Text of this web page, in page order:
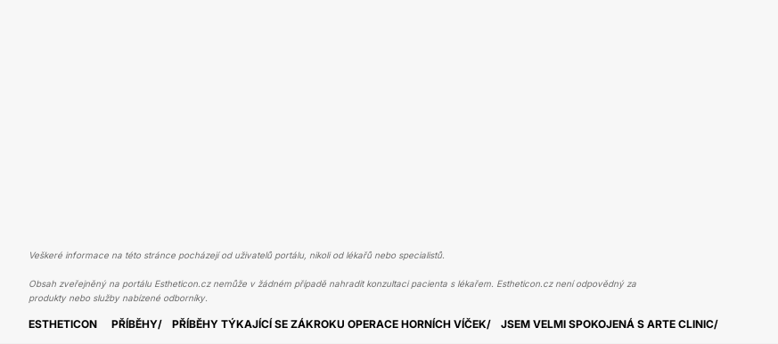
Veškeré informace na této stránce pocházejí od uživatelů portálu, nikoli od lékařů nebo specialistů.
Obsah zveřejněný na portálu Estheticon.cz nemůže v žádném případě nahradit konzultaci pacienta s lékařem. Estheticon.cz není odpovědný za
produkty nebo služby nabízené odborníky.
ESTHETICON PŘÍBĚHY PŘÍBĚHY TÝKAJÍCÍ SE ZÁKROKU OPERACE HORNÍCH VÍČEK JSEM VELMI SPOKOJENÁ S ARTE CLINIC